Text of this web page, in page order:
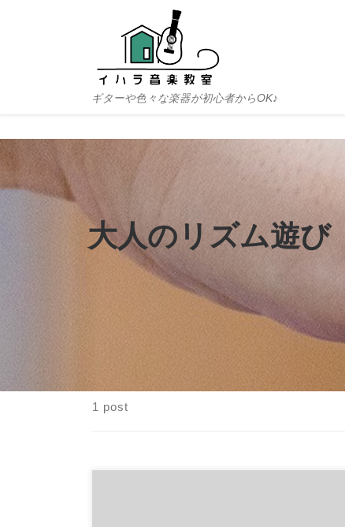
ギターや色々な楽器が初心者からOK♪
大人のリズム遊び
1 post